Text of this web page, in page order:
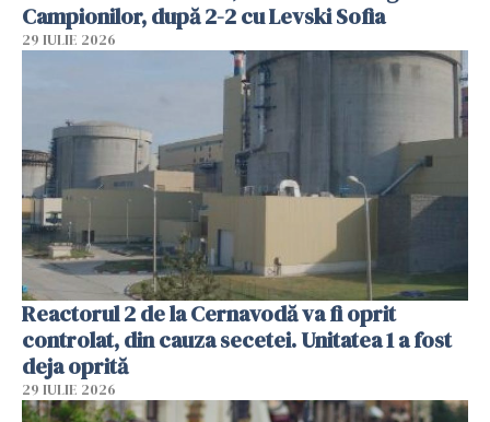
Campionilor, după 2-2 cu Levski Sofia
29 IULIE 2026
Reactorul 2 de la Cernavodă va fi oprit
controlat, din cauza secetei. Unitatea 1 a fost
deja oprită
29 IULIE 2026